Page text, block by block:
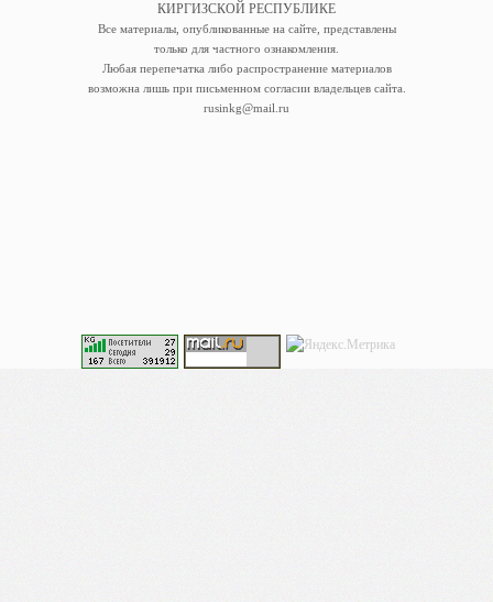
КИРГИЗСКОЙ РЕСПУБЛИКЕ
Все материалы, опубликованные на сайте, представлены
только для частного ознакомления.
Любая перепечатка либо распространение материалов
возможна лишь при письменном согласии владельцев сайта.
rusinkg@mail.ru